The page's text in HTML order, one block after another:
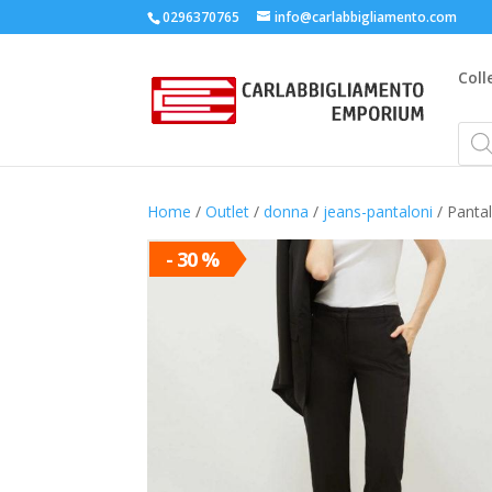
0296370765 info@carlabbigliamento.com
Home /Outlet /donna / jeans-pantaloni /
- 30 %